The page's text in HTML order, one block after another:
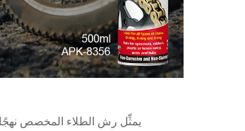
يمثِّل رش الطلاء المخصص نهجًا